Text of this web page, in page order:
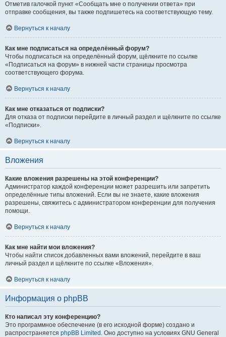
Отметив галочкой пункт «Сообщать мне о получении ответа» при
отправке сообщения, вы также подпишетесь на соответствующую тему.
Вернуться к началу
Как мне подписаться на определённый форум?
Чтобы подписаться на определённый форум, щёлкните по ссылке
«Подписаться на форум» в нижней части страницы просмотра
соответствующего форума.
Вернуться к началу
Как мне отказаться от подписки?
Для отказа от подписки перейдите в личный раздел и щёлкните по ссылке
«Подписки».
Вернуться к началу
Вложения
Какие вложения разрешены на этой конференции?
Администратор каждой конференции может разрешить или запретить
определённые типы вложений. Если вы не знаете, какие вложения
разрешены, свяжитесь с администратором конференции для получения
помощи.
Вернуться к началу
Как мне найти мои вложения?
Чтобы найти список добавленных вами вложений, перейдите в ваш
личный раздел и щёлкните по ссылке «Вложения».
Вернуться к началу
Информация о phpBB
Кто написал эту конференцию?
Это программное обеспечение (в его исходной форме) создано и
распространяется phpBB Limited . Оно доступно на условиях GNU General